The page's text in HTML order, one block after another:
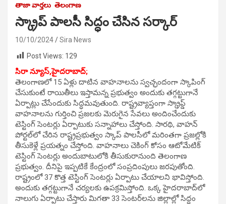
తాజా వార్తలు తెలంగాణ
స్క్రాప్ పాలసీ సిద్ధం చేసిన సర్కార్
10/10/2024
Sira News
Post Views: 129
సిరా న్యూస్,హైదరాబాద్;
తెలంగాణలో 15 ఏళ్లు దాటిన వాహనాలను స్వచ్ఛందంగా స్కాపింగ్
చేసుకుంటే రాయితీలు ఇస్తామన్న ప్రభుత్వం అందుకు తగ్గట్టుగానే
ఏర్పాట్లు చేసేందుకు సిద్ధమవుతుంది. రాష్ట్రవ్యాప్తంగా స్క్రాప్డ్
వాహనాలను గుర్తించి ప్రజలకు మెరుగైన సేవలు అందించేందుకు
టెస్టింగ్ సెంటర్లు ఏర్పాటుకు సన్నాహాలు చేస్తోంది. సారథి, వాహన్
పోర్టల్‌‌‌‌‌‌‌‌లో చేరిన రాష్ట్రప్రభుత్వం స్కాప్ పాలసీలో మరింతగా ప్రజల్లోకి
తీసుకెళ్లే ప్రయత్నం చేస్తోంది. వాహనాలు చెకింగ్ కోసం ఆటోమేటిక్
టెస్టింగ్ సెంటర్లు అందుబాటులోకి తీసుకురానుంది తెలంగాణ
ప్రభుత్వం. దీనిపై ఇప్పటికే కేంద్రంలో సంప్రదింపులు జరపుతోంది.
రాష్ట్రంలో 37 కొత్త టెస్టింగ్ సెంటర్లు ఏర్పాటు చేయాలని భావిస్తోంది.
అందుకు తగ్గట్టుగానే చర్యలకు ఉపక్రమిస్తోంది. ఒక్క హైదరాబాద్‌లో
నాలుగు ఏర్పాటు చేస్తారు మిగతా 33 సెంటర్‌లను జిల్లాల్లో సిద్ధం